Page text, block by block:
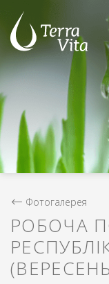
content
Фотогалерея
РОБОЧА